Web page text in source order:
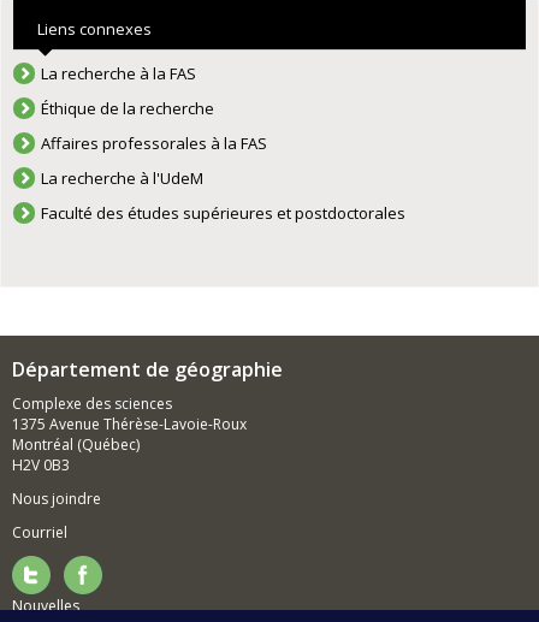
Liens connexes
La recherche à la FAS
Éthique de la recherche
Affaires professorales à la FAS
La recherche à l'UdeM
Faculté des études supérieures et postdoctorales
Département de géographie
Complexe des sciences
1375 Avenue Thérèse-Lavoie-Roux
Montréal (Québec)
H2V 0B3
Nous joindre
Courriel
Nouvelles